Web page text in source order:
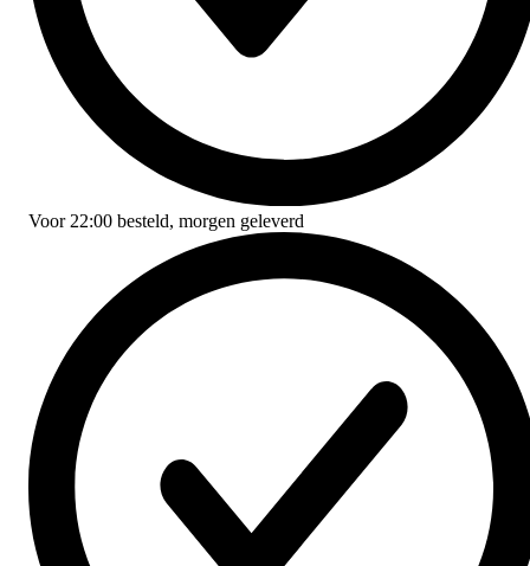
Voor 22:00 besteld, morgen geleverd